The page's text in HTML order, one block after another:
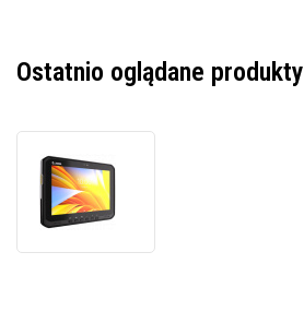
Ostatnio oglądane produkty
A6,